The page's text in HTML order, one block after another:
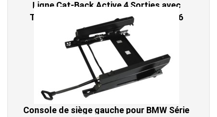
Console de siège gauche pour BMW Série
3 E46 (hors Cabriolet et CSL) et BMW X3